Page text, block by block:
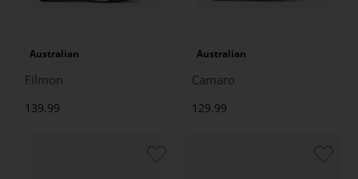
Australian
Filmon
139.99
Australian
Camaro
129.99